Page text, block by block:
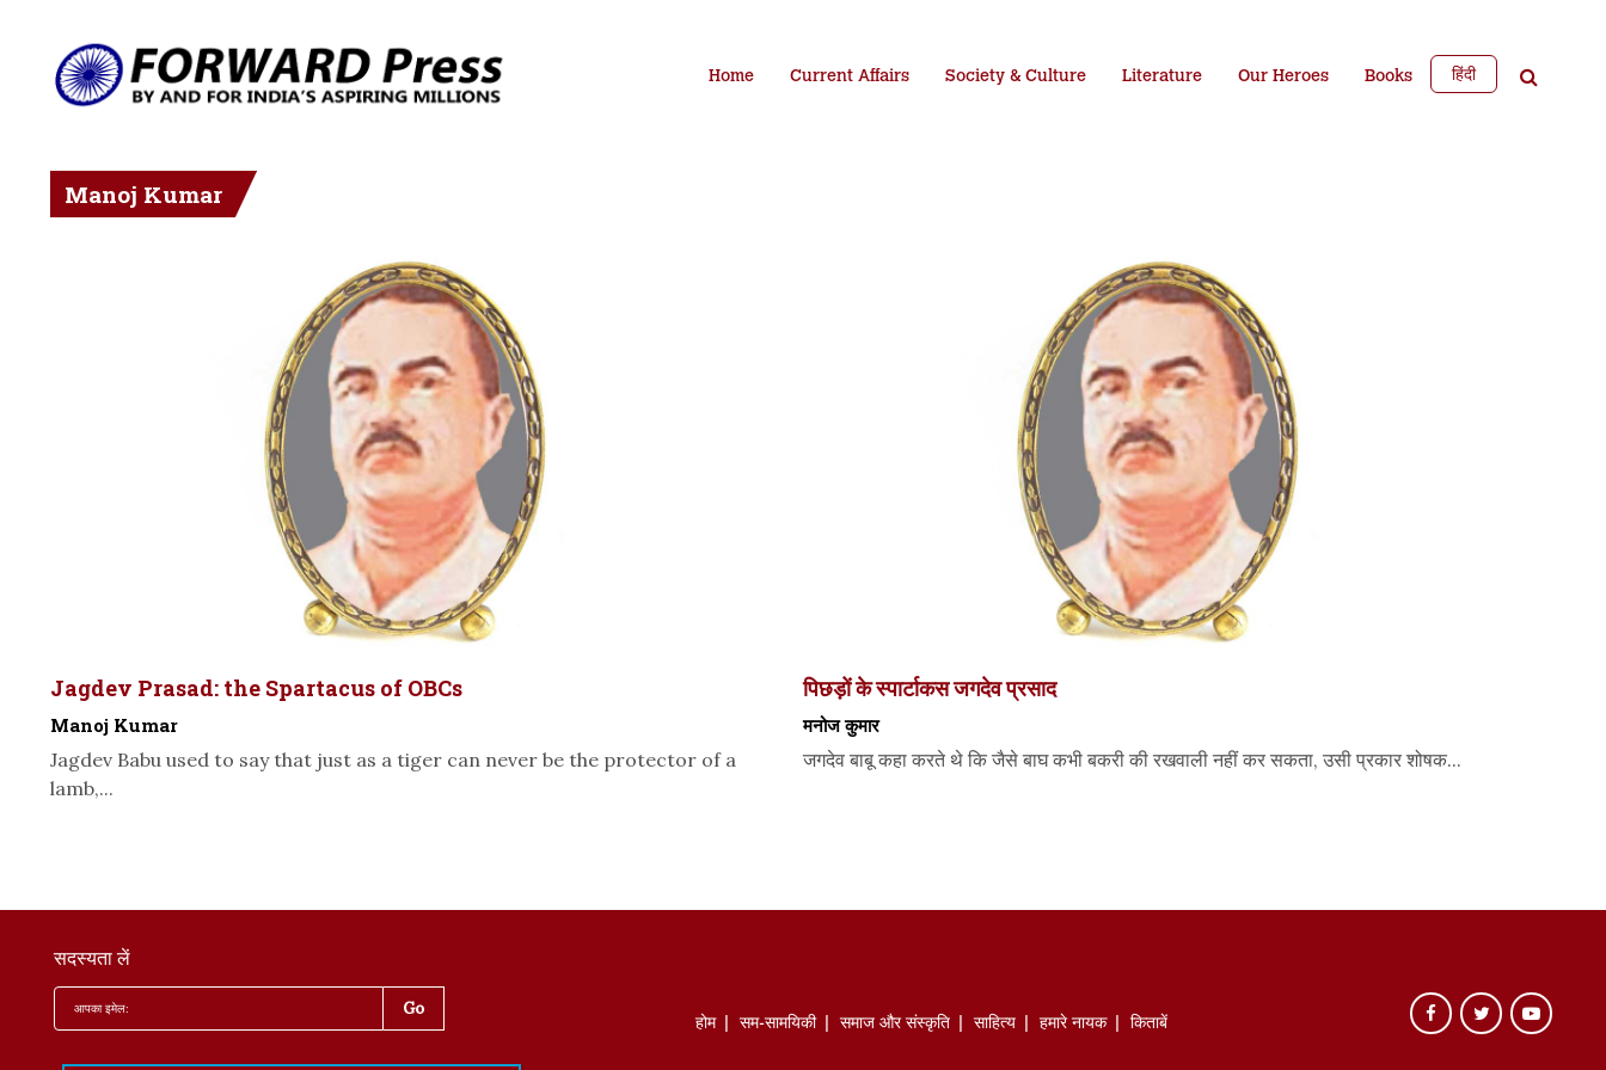
Home Current Affairs Society & Culture Literature Our Heroes Books हिंदी
Manoj Kumar
Jagdev Prasad: the Spartacus of OBCs
Manoj Kumar
Jagdev Babu used to say that just as a tiger can never be the protector of a
lamb,...
पिछड़ों के स्पार्टाकस जगदेव प्रसाद
मनोज कुमार
जगदेव बाबू कहा करते थे कि जैसे बाघ कभी बकरी की रखवाली नहीं कर सकता, उसी प्रकार शोषक...
सदस्यता लें
होम सम-सामयिकी समाज और संस्कृति साहित्‍य हमारे नायक किताबें